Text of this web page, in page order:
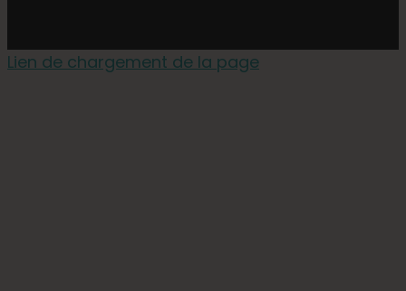
Lien de chargement de la page